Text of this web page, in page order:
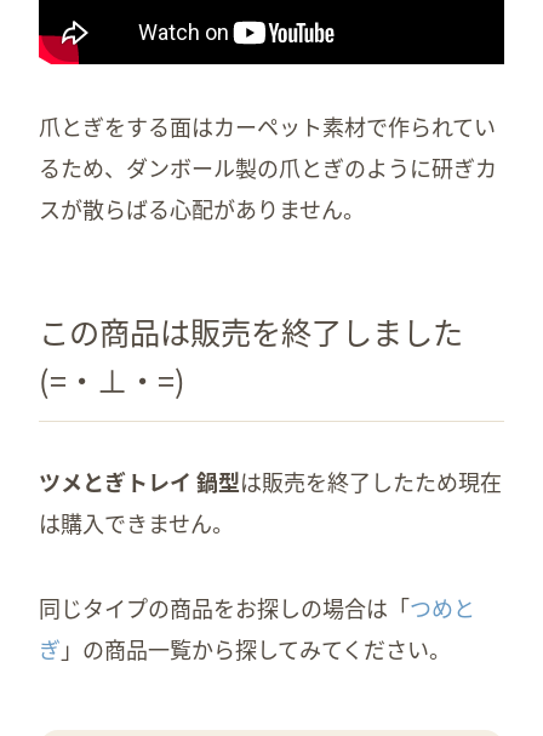
爪とぎをする面はカーペット素材で作られてい
るため、ダンボール製の爪とぎのように研ぎカ
スが散らばる心配がありません。
この商品は販売を終了しました
(=・⊥・=)
ツメとぎトレイ 鍋型は販売を終了したため現在
は購入できません。
同じタイプの商品をお探しの場合は「つめと
ぎ 」の商品一覧から探してみてください。